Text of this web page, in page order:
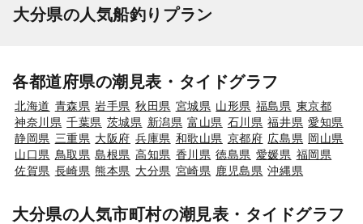
大分県の人気船釣りプラン
各都道府県の潮見表・タイドグラフ
北海道 青森県 岩手県 秋田県 宮城県 山形県 福島県 東京都
神奈川県 千葉県 茨城県 新潟県 富山県 石川県 福井県 愛知県
静岡県 三重県 大阪府 兵庫県 和歌山県 京都府 広島県 岡山県
山口県 鳥取県 島根県 高知県 香川県 徳島県 愛媛県 福岡県
佐賀県 長崎県 熊本県 大分県 宮崎県 鹿児島県 沖縄県
大分県の人気市町村の潮見表・タイドグラフ